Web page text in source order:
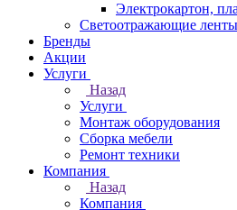
Электрокартон,
Светоотражающие
Бренды
Акции
Услуги
Назад
Услуги
Монтаж оборудования
Сборка мебели
Ремонт техники
Компания
Назад
Компания